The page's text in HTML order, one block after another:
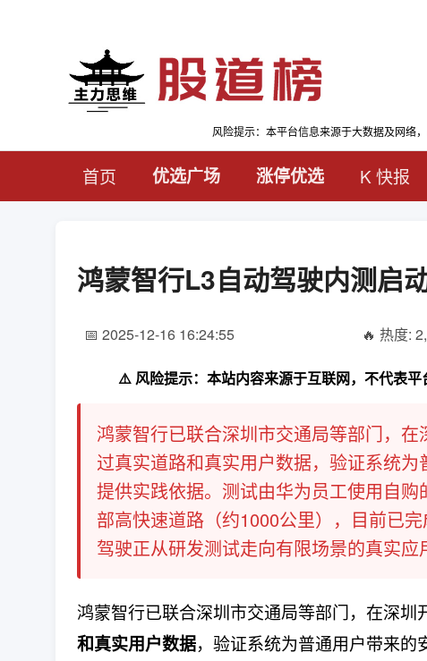
风险提示：本平台信息来源于大数据及网络
首页 优选广场 涨停优选 K 快报
鸿蒙智行L3自动驾驶内测启
📅 2025-12-16 16:24:55 🔥 热度:
⚠️ 风险提示：本站内容来源于互联网，不代表平
鸿蒙智行已联合深圳市交通局等部门，
过真实道路和真实用户数据，验证系统
提供实践依据。测试由华为员工使用自
部高快速道路（约1000公里），目前已
驾驶正从研发测试走向有限场景的真实
鸿蒙智行已联合深圳市交通局等部门，在深圳
和真实用户数据，验证系统为普通用户带来的